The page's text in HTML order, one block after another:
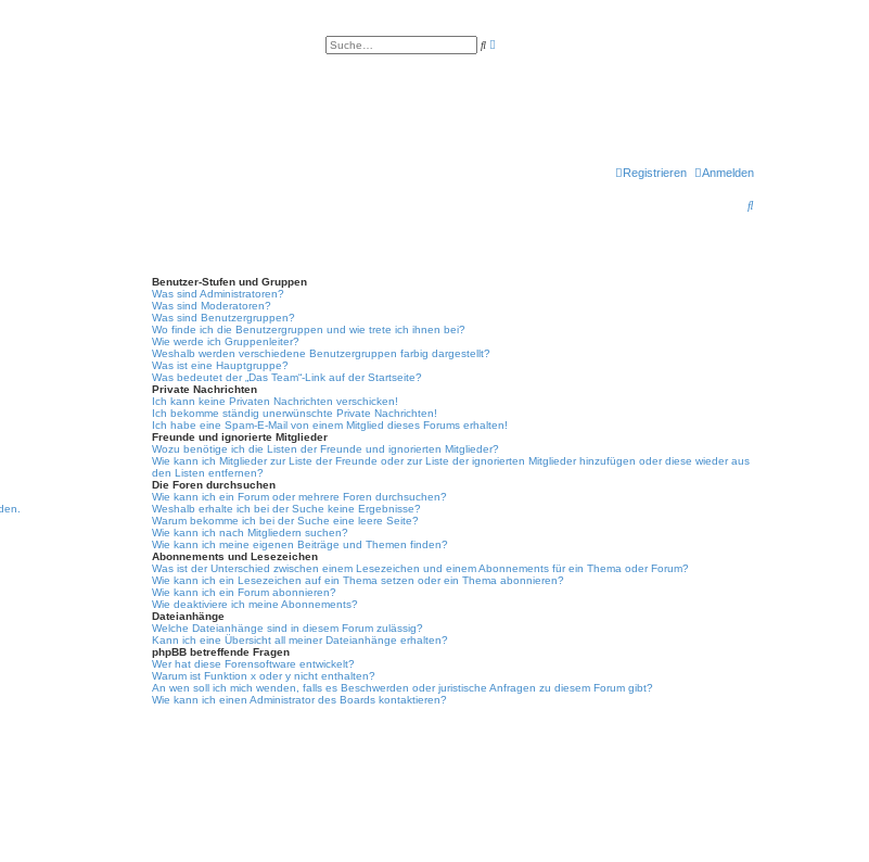
S
Anmelden
Registrieren
S
Benutzer-Stufen und Gruppen
Was sind Administratoren?
Was sind Moderatoren?
Was sind Benutzergruppen?
Wo finde ich die Benutzergruppen und wie trete ich ihnen bei?
Wie werde ich Gruppenleiter?
Weshalb werden verschiedene Benutzergruppen farbig dargestellt?
Was ist eine Hauptgruppe?
Was bedeutet der „Das Team“-Link auf der Startseite?
Private Nachrichten
Ich kann keine Privaten Nachrichten verschicken!
Ich bekomme ständig unerwünschte Private Nachrichten!
Ich habe eine Spam-E-Mail von einem Mitglied dieses Forums erhalten!
Freunde und ignorierte Mitglieder
Wozu benötige ich die Listen der Freunde und ignorierten Mitglieder?
Wie kann ich Mitglieder zur Liste der Freunde oder zur Liste der ignorierten Mitglieder hinzufügen oder diese wieder aus
den Listen entfernen?
Die Foren durchsuchen
Wie kann ich ein Forum oder mehrere Foren durchsuchen?
Weshalb erhalte ich bei der Suche keine Ergebnisse?
Warum bekomme ich bei der Suche eine leere Seite?
Wie kann ich nach Mitgliedern suchen?
Wie kann ich meine eigenen Beiträge und Themen finden?
Abonnements und Lesezeichen
Was ist der Unterschied zwischen einem Lesezeichen und einem Abonnements für ein Thema oder Forum?
Wie kann ich ein Lesezeichen auf ein Thema setzen oder ein Thema abonnieren?
Wie kann ich ein Forum abonnieren?
Wie deaktiviere ich meine Abonnements?
Dateianhänge
Welche Dateianhänge sind in diesem Forum zulässig?
Kann ich eine Übersicht all meiner Dateianhänge erhalten?
phpBB betreffende Fragen
Wer hat diese Forensoftware entwickelt?
Warum ist Funktion x oder y nicht enthalten?
An wen soll ich mich wenden, falls es Beschwerden oder juristische Anfragen zu diesem Forum gibt?
Wie kann ich einen Administrator des Boards kontaktieren?